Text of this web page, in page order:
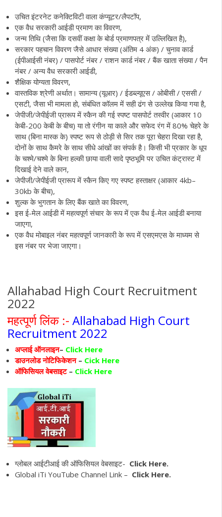
उचित इंटरनेट कनेक्टिविटी वाला कंप्यूटर/लैपटॉप,
एक वैध सरकारी आईडी प्रमाण का विवरण,
जन्म तिथि (जैसा कि दसवीं कक्षा के बोर्ड प्रमाणपत्र में उल्लिखित है),
सरकार पहचान विवरण जैसे आधार संख्या (अंतिम 4 अंक) / चुनाव कार्ड
(ईपीआईसी नंबर) / पासपोर्ट नंबर / राशन कार्ड नंबर / बैंक खाता संख्या / पैन
नंबर / अन्य वैध सरकारी आईडी,
शैक्षिक योग्यता विवरण,
वास्तविक श्रेणी अर्थात। सामान्य (यूआर) / ईडब्ल्यूएस / ओबीसी / एससी /
एसटी, जैसा भी मामला हो, संबंधित कॉलम में सही ढंग से उल्लेख किया गया है,
जेपीजी/जेपीईजी प्रारूप में स्कैन की गई स्पष्ट पासपोर्ट तस्वीर (आकार 10
केबी-200 केबी के बीच) या तो रंगीन या काले और सफेद रंग में 80% चेहरे के
साथ (बिना मास्क के) स्पष्ट रूप से ठोड़ी से सिर तक पूरा चेहरा दिखा रहा है,
दोनों के साथ कैमरे के साथ सीधे आंखों का संपर्क है। किसी भी प्रकार के धूप
के चश्मे/चश्मे के बिना हल्की छाया वाली सादे पृष्ठभूमि पर उचित कंट्रास्ट में
दिखाई देने वाले कान,
जेपीजी/जेपीईजी प्रारूप में स्कैन किए गए स्पष्ट हस्ताक्षर (आकार 4kb–
30kb के बीच),
शुल्क के भुगतान के लिए बैंक खाते का विवरण,
इस ई-मेल आईडी में महत्वपूर्ण संचार के रूप में एक वैध ई-मेल आईडी बनाया
जाएगा,
एक वैध मोबाइल नंबर महत्वपूर्ण जानकारी के रूप में एसएमएस के माध्यम से
इस नंबर पर भेजा जाएगा।
Allahabad High Court Recruitment
2022
महत्पूर्ण लिंक :- Allahabad High Court
Recruitment 2022
अप्लाई ऑनलाइन– Click Here
डाउनलोड नोटिफिकेशन– Cick Here
ऑफिसियल वेबसाइट– Click Here
ग्लोबल आईटीआई की ऑफिसियल वेबसाइट- Click Here.
Global iTi YouTube Channel Link – Click Here.